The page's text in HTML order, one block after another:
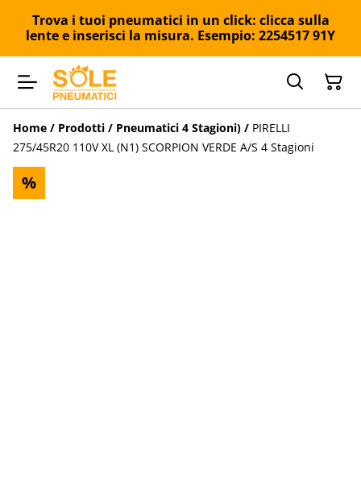
Trova i tuoi pneumatici in un click: clicca sulla
lente e inserisci la misura. Esempio: 2254517 91Y
Home / Prodotti / Pneumatici 4 Stagioni) / PIRELLI
275/45R20 110V XL (N1) SCORPION VERDE A/S 4 Stagioni
%